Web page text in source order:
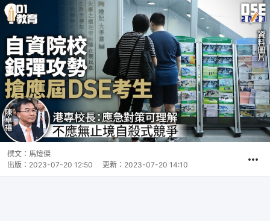
撰文： 馬煒傑
出版： 2023-07-20 12:50 更新： 2023-07-20 14:10